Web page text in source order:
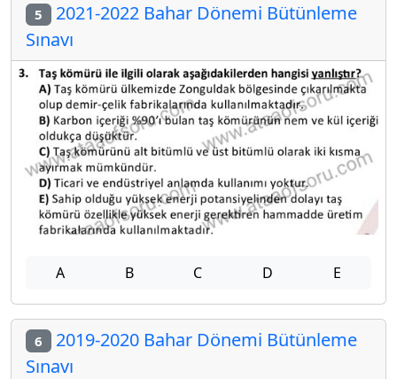
5 2021-2022 Bahar Dönemi Bütünleme
Sınavı
A B C D E
6 2019-2020 Bahar Dönemi Bütünleme
Sınavı